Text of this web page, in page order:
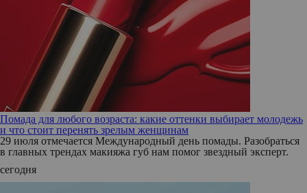
Помада для любого возраста: какие оттенки выбирает молодежь
и что стоит перенять зрелым женщинам
29 июля отмечается Международный день помады. Разобраться
в главных трендах макияжа губ нам помог звездный эксперт.
сегодня